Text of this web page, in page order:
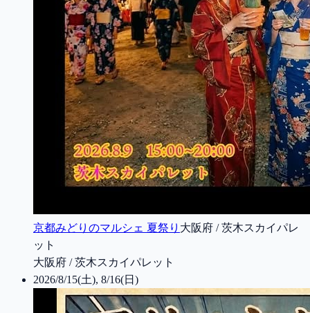
京都みどりのマルシェ 夏祭り 大阪府 / 茨木スカイパレ
ット
大阪府 / 茨木スカイパレット
2026/8/15(土), 8/16(日)